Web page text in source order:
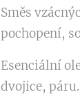
Směs
pochopení,
Esenciální
dvojice,